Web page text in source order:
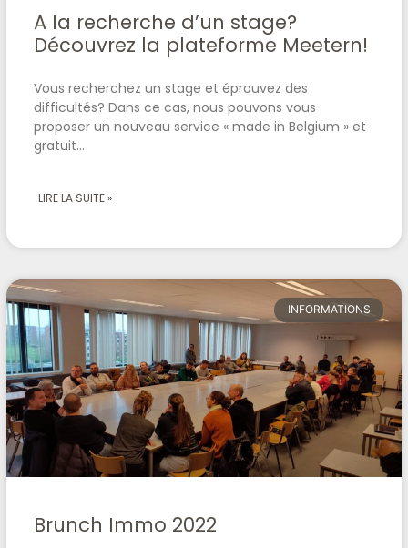
A la recherche d’un stage?
Découvrez la plateforme Meetern!
Vous recherchez un stage et éprouvez des
difficultés? Dans ce cas, nous pouvons vous
proposer un nouveau service « made in Belgium » et
gratuit…
LIRE LA SUITE »
INFORMATIONS
Brunch Immo 2022